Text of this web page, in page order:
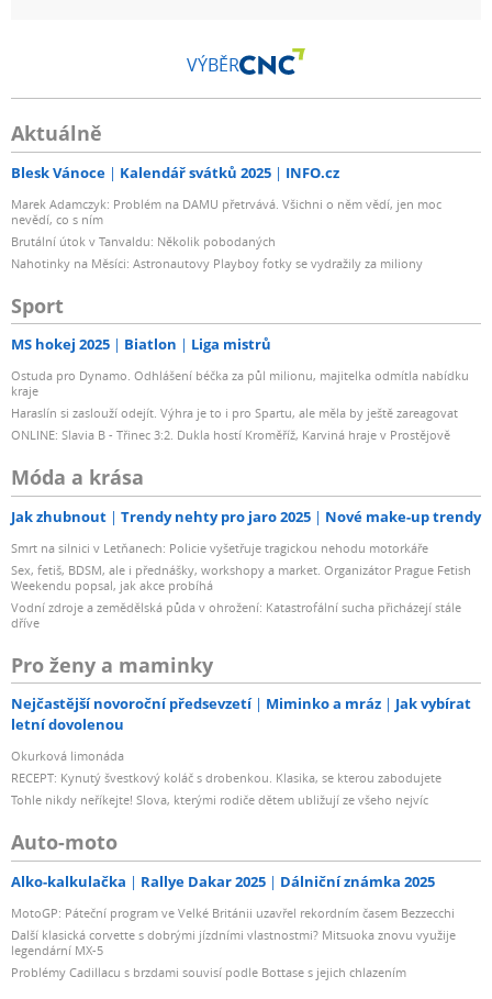
VÝBĚR
Aktuálně
Blesk Vánoce Kalendář svátků 2025 INFO.cz
Marek Adamczyk: Problém na DAMU přetrvává. Všichni o něm vědí, jen moc
nevědí, co s ním
Brutální útok v Tanvaldu: Několik pobodaných
Nahotinky na Měsíci: Astronautovy Playboy fotky se vydražily za miliony
Sport
MS hokej 2025 Biatlon Liga mistrů
Ostuda pro Dynamo. Odhlášení béčka za půl milionu, majitelka odmítla nabídku
kraje
Haraslín si zaslouží odejít. Výhra je to i pro Spartu, ale měla by ještě zareagovat
ONLINE: Slavia B - Třinec 3:2. Dukla hostí Kroměříž, Karviná hraje v Prostějově
Móda a krása
Jak zhubnout Trendy nehty pro jaro 2025 Nové make-up trendy
Smrt na silnici v Letňanech: Policie vyšetřuje tragickou nehodu motorkáře
Sex, fetiš, BDSM, ale i přednášky, workshopy a market. Organizátor Prague Fetish
Weekendu popsal, jak akce probíhá
Vodní zdroje a zemědělská půda v ohrožení: Katastrofální sucha přicházejí stále
dříve
Pro ženy a maminky
Nejčastější novoroční předsevzetí Miminko a mráz
Jak vybírat
letní dovolenou
Okurková limonáda
RECEPT: Kynutý švestkový koláč s drobenkou. Klasika, se kterou zabodujete
Tohle nikdy neříkejte! Slova, kterými rodiče dětem ubližují ze všeho nejvíc
Auto-moto
Alko-kalkulačka Rallye Dakar 2025 Dálniční známka 2025
MotoGP: Páteční program ve Velké Británii uzavřel rekordním časem Bezzecchi
Další klasická corvette s dobrými jízdními vlastnostmi? Mitsuoka znovu využije
legendární MX-5
Problémy Cadillacu s brzdami souvisí podle Bottase s jejich chlazením